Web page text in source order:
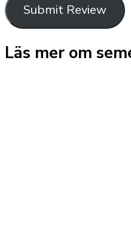
Submit Review
Läs mer om